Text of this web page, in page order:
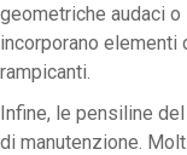
geometriche audaci
incorporano elementi
rampicanti.
Infine, le pensiline
di manutenzione.